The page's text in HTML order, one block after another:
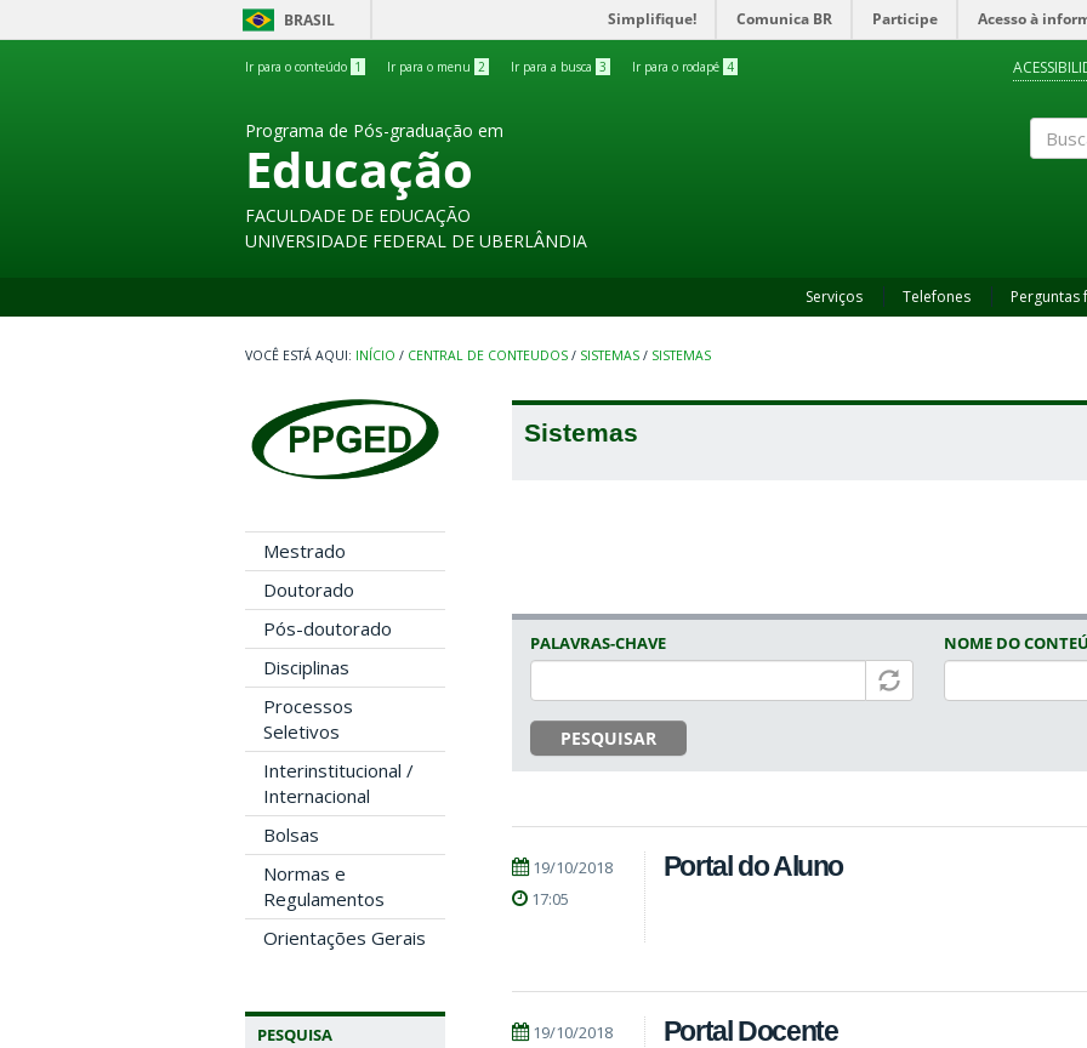
BRASIL Simplifique! Comunica BR Participe Acesso à
Ir para o conteúdo 1 Ir para o menu 2 Ir para a busca 3 Ir para o rodapé 4
Programa de Pós-graduação em
Educação
FACULDADE DE EDUCAÇÃO
UNIVERSIDADE FEDERAL DE UBERLÂNDIA
Serviços Telefones Perguntas
INÍCIO / CENTRAL DE CONTEUDOS / SISTEMAS / SISTEMAS
Mestrado
Doutorado
Pós-doutorado
Disciplinas
Processos
Seletivos
Interinstitucional /
Internacional
Bolsas
Normas e
Regulamentos
Orientações Gerais
PESQUISA
Sistemas
PALAVRAS-CHAVE
PESQUISAR
NOME DO
19/10/2018
17:05
Portal do Aluno
19/10/2018
Portal Docente